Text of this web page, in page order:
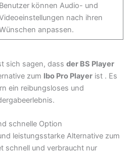
Benutzer können Audio- und
nach ihren
anpassen.
sich sagen, dassder BS Player
zum Ibo Pro Player ist . Es
ein reibungsloses und
schnelle Option
leistungsstarke Alternative zum
schnell und verbraucht nur